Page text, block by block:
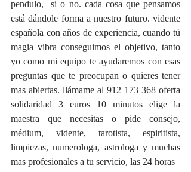
pendulo,  si o no. cada cosa que pensamos
está dándole forma a nuestro futuro. vidente
española con años de experiencia, cuando tú
magia vibra conseguimos el objetivo, tanto
yo como mi equipo te ayudaremos con esas
preguntas que te preocupan o quieres tener
mas abiertas. llámame al 912 173 368 oferta
solidaridad 3 euros 10 minutos elige la
maestra que necesitas o pide consejo,
médium, vidente, tarotista, espiritista,
limpiezas, numerologa, astrologa y muchas
mas profesionales a tu servicio, las 24 horas